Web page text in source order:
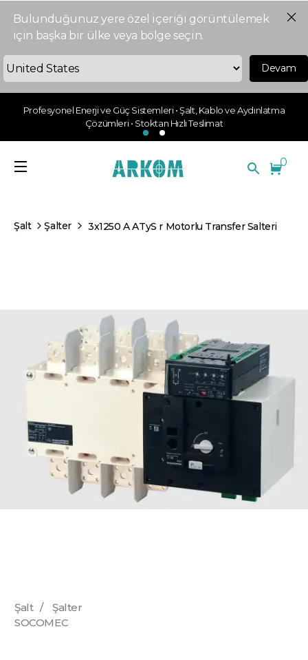
Bulunduğunuz yere özel içeriği görüntülemek
için başka bir ülke veya bölge seçin.
Devam
Profesyonel Enerji ve Güç Sistemleri • Şalt, Kablo ve Aydınlatma
Çözümleri • Stoktan Hızlı Teslimat
0
Şalt Şalter 3x1250 A ATyS r Motorlu Transfer Salteri
Şalt /
Şalter
SOCOMEC